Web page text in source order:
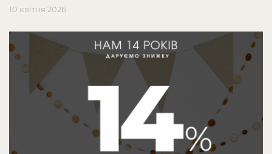
10 квітня 2026